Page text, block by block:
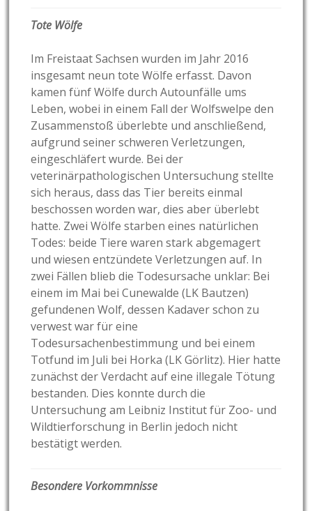
Tote Wölfe
Im Freistaat Sachsen wurden im Jahr 2016
insgesamt neun tote Wölfe erfasst. Davon
kamen fünf Wölfe durch Autounfälle ums
Leben, wobei in einem Fall der Wolfswelpe den
Zusammenstoß überlebte und anschließend,
aufgrund seiner schweren Verletzungen,
eingeschläfert wurde. Bei der
veterinärpathologischen Untersuchung stellte
sich heraus, dass das Tier bereits einmal
beschossen worden war, dies aber überlebt
hatte. Zwei Wölfe starben eines natürlichen
Todes: beide Tiere waren stark abgemagert
und wiesen entzündete Verletzungen auf. In
zwei Fällen blieb die Todesursache unklar: Bei
einem im Mai bei Cunewalde (LK Bautzen)
gefundenen Wolf, dessen Kadaver schon zu
verwest war für eine
Todesursachenbestimmung und bei einem
Totfund im Juli bei Horka (LK Görlitz). Hier hatte
zunächst der Verdacht auf eine illegale Tötung
bestanden. Dies konnte durch die
Untersuchung am Leibniz Institut für Zoo- und
Wildtierforschung in Berlin jedoch nicht
bestätigt werden.
Besondere Vorkommnisse